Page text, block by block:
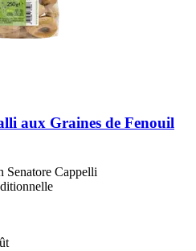
aux Graines de Fenouil
Senatore Cappelli